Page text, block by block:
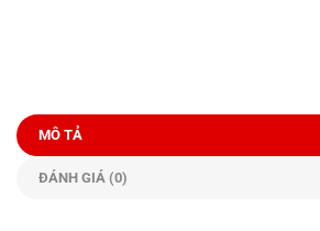
MÔ TẢ
ĐÁNH GIÁ (0)